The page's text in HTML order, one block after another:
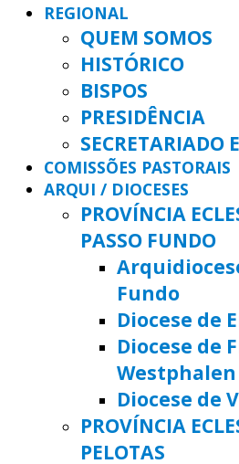
REGIONAL
QUEM SOMOS
HISTÓRICO
BISPOS
PRESIDÊNCIA
SECRETARIADO
COMISSÕES PASTORAIS
ARQUI / DIOCESES
PROVÍNCIA
PASSO FUNDO
Fundo
Diocese de
Diocese de
Westphalen
Diocese de
PROVÍNCIA
PELOTAS